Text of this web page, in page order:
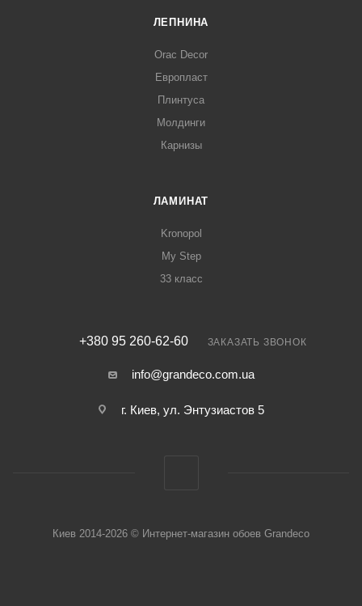
ЛЕПНИНА
Orac Decor
Европласт
Плинтуса
Молдинги
Карнизы
ЛАМИНАТ
Kronopol
My Step
33 класс
+380 95 260-62-60 ЗАКАЗАТЬ ЗВОНОК
info@grandeco.com.ua
г. Киев, ул. Энтузиастов 5
Киев 2014-2026 © Интернет-магазин обоев Grandeco